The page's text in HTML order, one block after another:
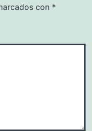
con *